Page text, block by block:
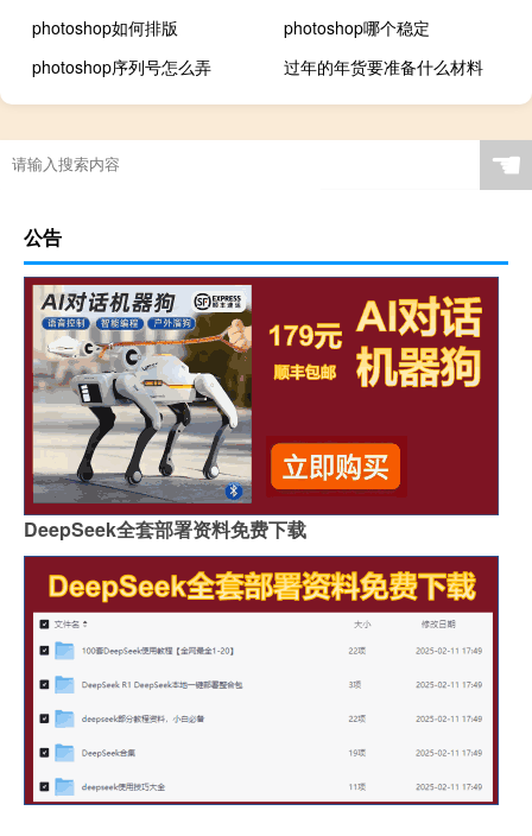
photoshop如何排版
photoshop哪个稳定
photoshop序列号怎么弄
过年的年货要准备什么材料
☚
公告
DeepSeek全套部署资料免费下载